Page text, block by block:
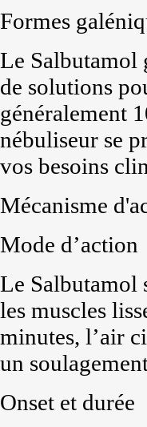
Formes
Le Salbutamol
de solutions
généralement
nébuliseur se
vos besoins
Mécanisme
Mode d’action
Le Salbutamol
les muscles
minutes, l’air
un
Onset et durée